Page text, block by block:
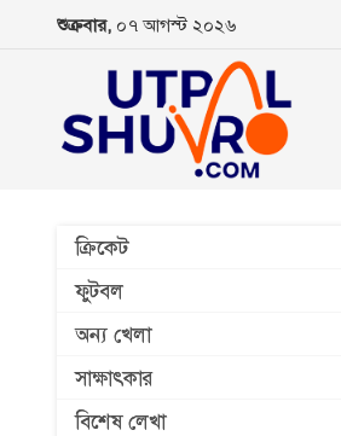
শুক্রবার, ০৭ আগস্ট ২০২৬
ক্রিকেট
ফুটবল
অন্য খেলা
সাক্ষাৎকার
বিশেষ লেখা